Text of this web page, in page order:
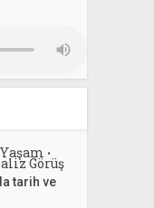
Yaşam •
Görüş
tarih ve